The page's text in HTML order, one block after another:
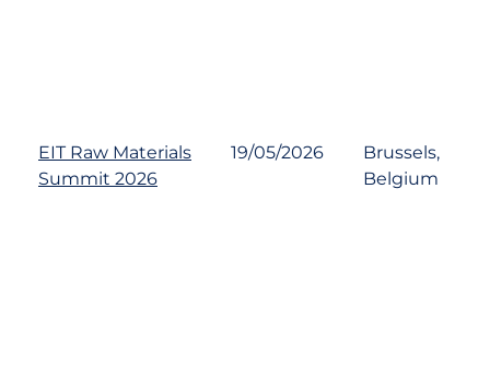
EIT Raw Materials
Summit 2026
19/05/2026
Brussels,
Belgium